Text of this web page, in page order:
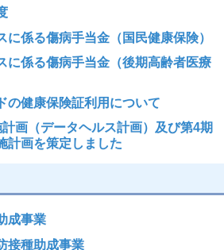
に係る傷病手当金（国民健康保険）
に係る傷病手当金（後期高齢者医療
の健康保険証利用について
画（データヘルス計画）及び第4期
計画を策定しました
成事業
接種助成事業